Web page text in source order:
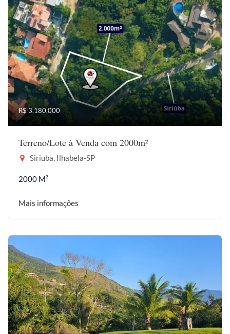
R$ 3.180.000
Terreno/Lote à Venda com 2000m²
Siriuba, Ilhabela-SP
2000 M²
Mais informações